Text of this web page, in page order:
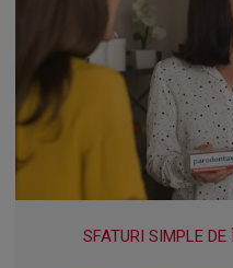
SFATURI SIMPLE